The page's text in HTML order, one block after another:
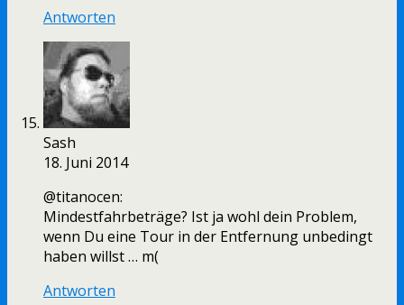
Antworten
Sash
18. Juni 2014
@titanocen:
Mindestfahrbeträge? Ist ja wohl dein Problem,
wenn Du eine Tour in der Entfernung unbedingt
haben willst … m(
Antworten